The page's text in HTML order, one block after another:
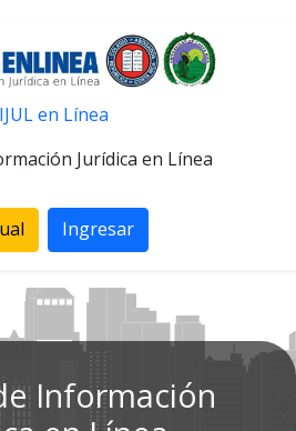
en Línea
Jurídica en Línea
Ingresar
Información